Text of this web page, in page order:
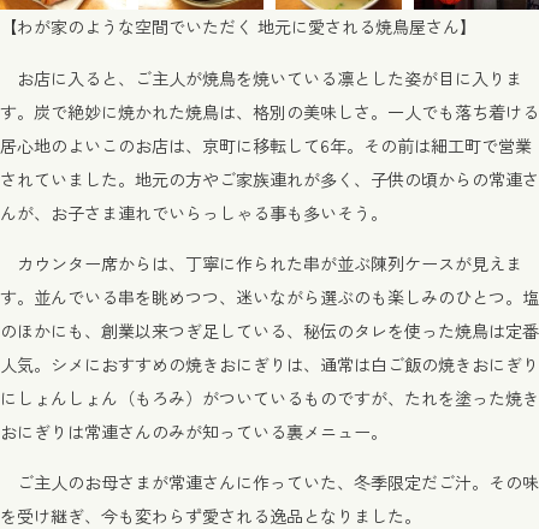
【わが家のような空間でいただく 地元に愛される焼鳥屋さん】
お店に入ると、ご主人が焼鳥を焼いている凛とした姿が目に入りま
す。炭で絶妙に焼かれた焼鳥は、格別の美味しさ。一人でも落ち着ける
居心地のよいこのお店は、京町に移転して6年。その前は細工町で営業
されていました。地元の方やご家族連れが多く、子供の頃からの常連さ
んが、お子さま連れでいらっしゃる事も多いそう。
カウンター席からは、丁寧に作られた串が並ぶ陳列ケースが見えま
す。並んでいる串を眺めつつ、迷いながら選ぶのも楽しみのひとつ。塩
のほかにも、創業以来つぎ足している、秘伝のタレを使った焼鳥は定番
人気。シメにおすすめの焼きおにぎりは、通常は白ご飯の焼きおにぎり
にしょんしょん（もろみ）がついているものですが、たれを塗った焼き
おにぎりは常連さんのみが知っている裏メニュー。
ご主人のお母さまが常連さんに作っていた、冬季限定だご汁。その味
を受け継ぎ、今も変わらず愛される逸品となりました。